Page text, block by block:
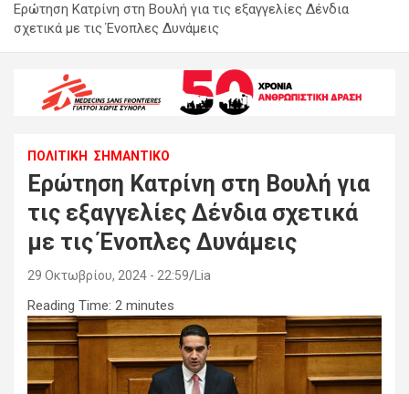
Ερώτηση Κατρίνη στη Βουλή για τις εξαγγελίες Δένδια
σχετικά με τις Ένοπλες Δυνάμεις
ΠΟΛΙΤΙΚΗ ΣΗΜΑΝΤΙΚΟ
Ερώτηση Κατρίνη στη Βουλή για
τις εξαγγελίες Δένδια σχετικά
με τις Ένοπλες Δυνάμεις
29 Οκτωβρίου, 2024 - 22:59 Lia
Reading Time: 2 minutes